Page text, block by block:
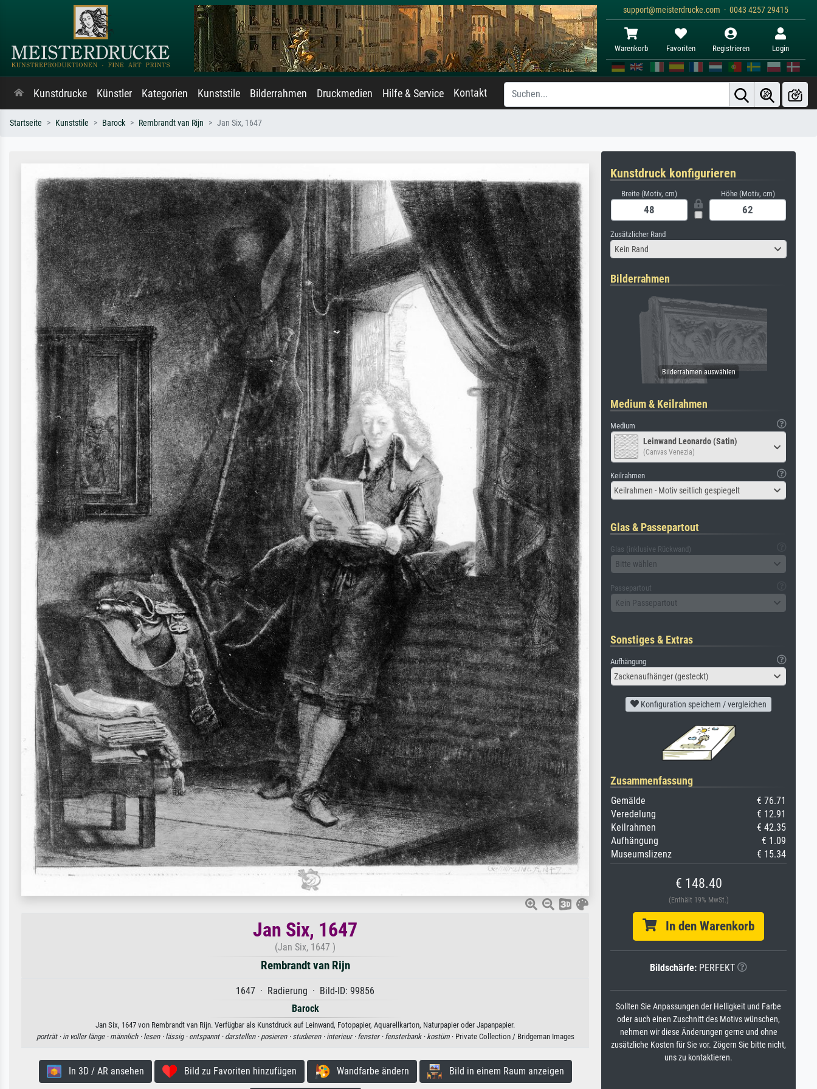
support@meisterdrucke.com · 0043 4257 29415
Warenkorb Favoriten Registrieren Login
Kunstdrucke Künstler Kategorien Kunststile Bilderrahmen Druckmedien Hilfe & Service Kontakt
Startseite Kunststile Barock Rembrandt van Rijn Jan Six, 1647
Jan Six, 1647
(Jan Six, 1647 )
Rembrandt van Rijn
1647 · Radierung · Bild-ID: 99856
Barock
Jan Six, 1647 von Rembrandt van Rijn. Verfügbar als Kunstdruck auf Leinwand, Fotopapier, Aquarellkarton, Naturpapier oder Japanpapier.
porträt · in voller länge · männlich · lesen · lässig · entspannt · darstellen · posieren · studieren · interieur · fenster · fensterbank · kostüm· Private Collection / Bridgeman Images
In 3D / AR ansehen Bild zu Favoriten hinzufügen Wandfarbe ändern Bild in einem Raum anzeigen
Kunstdruck konfigurieren
Breite (Motiv, cm) Höhe (Motiv, cm)
Zusätzlicher Rand
Kein Rand
Bilderrahmen
Medium & Keilrahmen
Medium
Leinwand Leonardo (Satin)
(Canvas Venezia)
Keilrahmen
Keilrahmen - Motiv seitlich gespiegelt
Glas & Passepartout
Glas (inklusive Rückwand)
Bitte wählen
Passepartout
Kein Passepartout
Sonstiges & Extras
Aufhängung
Zackenaufhänger (gesteckt)
Konfiguration speichern / vergleichen
Zusammenfassung
Gemälde
€ 76.71
Veredelung
€ 12.91
Keilrahmen
€ 42.35
Aufhängung
€ 1.09
Museumslizenz
€ 15.34
€ 148.40
(Enthält 19% MwSt.)
In den Warenkorb
Bildschärfe: PERFEKT
Sollten Sie Anpassungen der Helligkeit und Farbe
oder auch einen Zuschnitt des Motivs wünschen,
nehmen wir diese Änderungen gerne und ohne
zusätzliche Kosten für Sie vor. Zögern Sie bitte nicht,
uns zu kontaktieren.